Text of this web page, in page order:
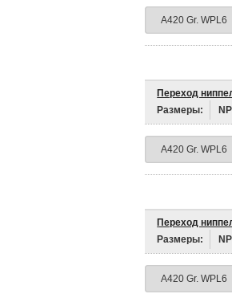
Переход
Размеры:
Переход
Размеры: